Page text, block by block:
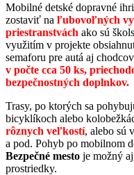
Mobilné detské dopravné
zostaviť na ľubovoľných
priestranstvách ako sú
využitím v projekte
semaforu pre autá aj
v počte cca 50 ks,
bezpečnostných doplnkov.
Trasy, po ktorých sa
bicyklíkoch alebo
rôznych veľkostí, alebo sú
a pod. Pohyb po mobilnom
Bezpečné mesto je možný
prostriedky.